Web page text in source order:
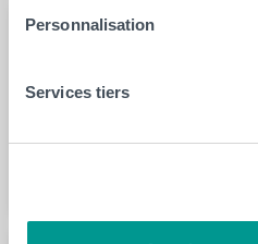
Personnalisation
Services tiers